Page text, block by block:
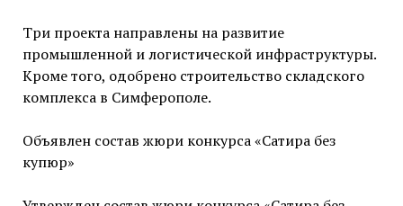
Три проекта направлены на развитие
промышленной и логистической инфраструктуры.
Кроме того, одобрено строительство складского
комплекса в Симферополе.
Объявлен состав жюри конкурса «Сатира без
купюр»